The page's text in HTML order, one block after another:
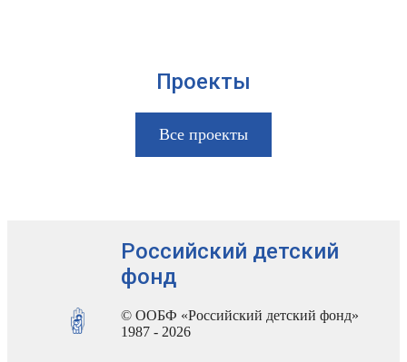
Проекты
Все проекты
Российский детский
фонд
© ООБФ «Российский детский фонд»
1987 - 2026